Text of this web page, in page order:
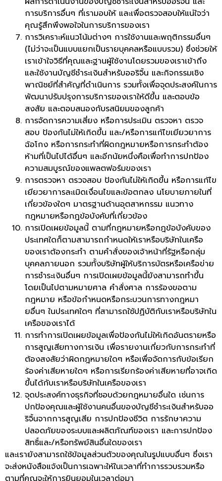
การบริการอื่นๆ ที่เรามอบให้ และเพื่อตรวจสอบให้แน่ใจว่า
คุณรู้สึกพึงพอใจในการบริการของเรา
การวิเคราะห์แนวโน้มต่างๆ การใช้งานและพฤติกรรมอื่นๆ
(ไม่ว่าจะเป็นแบบแยกเป็นรายบุคคลหรือแบบรวม) ซึ่งช่วยให้
เราเข้าใจวิธีที่คุณและฐานผู้ใช้งานโดยรวมของเราเข้าถึง
และใช้งานบัญชีชำระเงินสำหรับออริจิ้น และกิจกรรมเชิง
พาณิชย์ที่สำคัญที่ดำเนินการ รวมทั้งเพื่อจุดประสงค์ในการ
พัฒนาปรับปรุงการบริการของเราให้ดีขึ้น และตอบข้อ
สงสัย และตอบสนองกับรสนิยมของลูกค้า
การจัดการความเสี่ยง หรือการประเมิน ตรวจหา ตรวจ
สอบ ป้องกันไม่ให้เกิดขึ้น และ/หรือการแก้ไขเยียวยาการ
ฉ้อโกง หรือการกระทำที่ผิดกฎหมายหรือการกระทำต้อง
ห้ามที่เป็นไปได้อื่นๆ และอีกนัยหนึ่งคือเพื่อทำการปกป้อง
ความสมบูรณ์ของแพลตฟอร์มของเรา
การตรวจหา ตรวจสอบ ป้องกันไม่ให้เกิดขึ้น หรือการแก้ไข
เยียวยาการละเมิดเงื่อนไขและข้อตกลง นโยบายภายในที่
เกี่ยวข้องใดๆ มาตรฐานด้านอุตสาหกรรม แนวทาง
กฎหมายหรือกฎข้อบังคับที่เกี่ยวข้อง
การเปิดเผยข้อมูลนี้ ตามที่กฎหมายหรือกฎข้อบังคับของ
ประเทศใดก็ตามสามารถกำหนดให้เราหรือบริษัทในเครือ
ของเราต้องกระทำ ตามคำสั่งของเจ้าหน้าที่รัฐหรือกลุ่ม
บุคคลภายนอก รวมทั้งบริษัทผู้ให้บริการบัตรหรือเครือข่าย
การชำระเงินอื่นๆ การเปิดเผยข้อมูลนี้ยังสามารถทำขึ้น
โดยเป็นไปตามหมายศาล คำสั่งศาล การร้องขอตาม
กฎหมาย หรือข้อกำหนดหรือกระบวนการทางกฎหมา
ยอื่นๆ ในประเทศใดๆ ที่สามารถใช้ปฏิบัติกับเราหรือบริษัทใน
เครือของเราได้
การทำการเปิดเผยข้อมูลเพื่อป้องกันไม่ให้เกิดอันตรายหรือ
การสูญเสียทางการเงิน เพื่อรายงานเกี่ยวกับการกระทำที่
ต้องสงสัยว่าผิดกฎหมายใดๆ หรือเพื่อจัดการกับข้อเรียก
ร้องค่าเสียหายใดๆ หรือการเรียกร้องค่าเสียหายที่อาจเกิด
ขึ้นได้กับเราหรือบริษัทในเครือของเรา
จุดประสงค์ทางธุรกิจที่ชอบด้วยกฎหมายอื่นใด เช่นการ
ปกป้องคุณและผู้ใช้งานคนอื่นของบัญชีชำระเงินสำหรับออ
ริจิ้นจากการสูญเสีย การปกป้องชีวิต การรักษาความ
ปลอดภัยของระบบและผลิตภัณฑ์ของเรา และการปกป้อง
สิทธิ์และ/หรือทรัพย์สินอื่นใดของเรา
และเรายังสามารถใช้ข้อมูลส่วนตัวของคุณในรูปแบบอื่นๆ ซึ่งเรา
จะส่งหนังสือแจ้งเป็นการเฉพาะให้ในเวลาที่ทำการรวบรวมหรือ
ตามที่คุณจะให้การยินยอมในเวลาต่อมา